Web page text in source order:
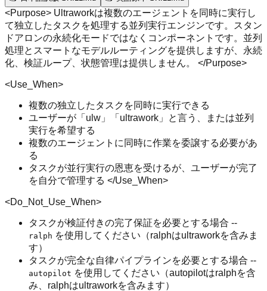
<Purpose> Ultrawor​kは複数のエージェントを同時に実行し
て独立したタスクを処理する並列実行エンジンです。スタン
ドアロンの永続化モードではなくコンポーネントです。並列
処理とスマートなモデルルーティングを提供しますが、永続
化、検証ループ、状態管理は提供しません。 </Purpose>
<Use_When>
複数の独立したタスクを同時に実行できる
ユーザーが「ulw」「ultrawork」と言う、または並列
実行を希望する
複数のエージェントに同時に作業を委譲する必要があ
る
タスクが並行実行の恩恵を受けるが、ユーザーが完了
を自分で管理する </Use_When>
<Do_Not_Use_When>
タスクが検証付きの完了保証を必要とする場合 --
ralph を使用してください（ralphはultrawor​kを含みま
す）
タスクが完全な自律パイプラインを必要とする場合 --
autopilot を使用してください（autopilotはralphを含
み、ralphはultrawor​kを含みます）